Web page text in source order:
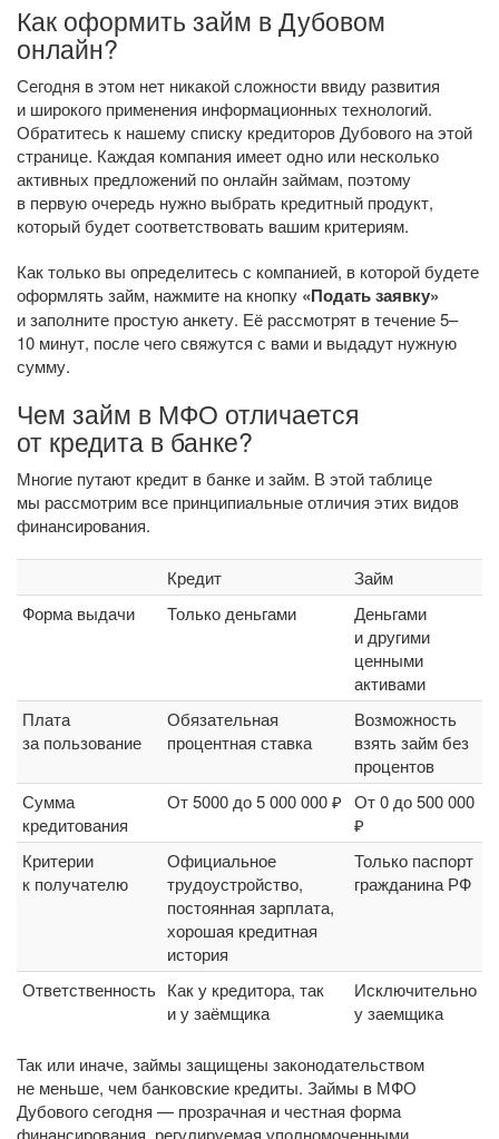
Как оформить займ в Дубовом
онлайн?
Сегодня в этом нет никакой сложности ввиду развития
и широкого применения информационных технологий.
Обратитесь к нашему списку кредиторов Дубового на этой
странице. Каждая компания имеет одно или несколько
активных предложений по онлайн займам, поэтому
в первую очередь нужно выбрать кредитный продукт,
который будет соответствовать вашим критериям.
Как только вы определитесь с компанией, в которой будете
оформлять займ, нажмите на кнопку «Подать заявку»
и заполните простую анкету. Её рассмотрят в течение 5–
10 минут, после чего свяжутся с вами и выдадут нужную
сумму.
Чем займ в МФО отличается
от кредита в банке?
Многие путают кредит в банке и займ. В этой таблице
мы рассмотрим все принципиальные отличия этих видов
финансирования.
Кредит
Займ
Форма выдачи
Только деньгами
Деньгами
и другими
ценными
активами
Плата
за пользование
Обязательная
процентная ставка
Возможность
взять займ без
процентов
Сумма
кредитования
От 5000 до 5 000 000 ₽ От 0 до 500 000
₽
Критерии
к получателю
Официальное
трудоустройство,
постоянная зарплата,
хорошая кредитная
история
Только паспорт
гражданина РФ
Ответственность Как у кредитора, так
и у заёмщика
Исключительно
у заемщика
Так или иначе, займы защищены законодательством
не меньше, чем банковские кредиты. Займы в МФО
Дубового сегодня — прозрачная и честная форма
финансирования, регулируемая уполномоченными